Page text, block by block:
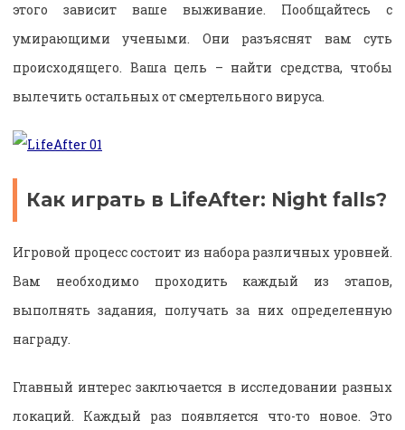
этого зависит ваше выживание. Пообщайтесь с
умирающими учеными. Они разъяснят вам суть
происходящего. Ваша цель – найти средства, чтобы
вылечить остальных от смертельного вируса.
Как играть в LifeAfter: Night falls?
Игровой процесс состоит из набора различных уровней.
Вам необходимо проходить каждый из этапов,
выполнять задания, получать за них определенную
награду.
Главный интерес заключается в исследовании разных
локаций. Каждый раз появляется что-то новое. Это